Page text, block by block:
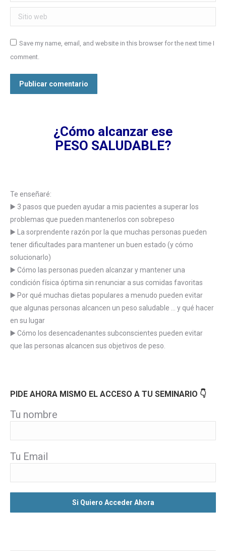
Sitio web
Save my name, email, and website in this browser for the next time I
comment.
Publicar comentario
¿Cómo alcanzar ese
PESO SALUDABLE?
Te enseñaré:
▶️ 3 pasos que pueden ayudar a mis pacientes a superar los
problemas que pueden mantenerlos con sobrepeso
▶️ La sorprendente razón por la que muchas personas pueden
tener dificultades para mantener un buen estado (y cómo
solucionarlo)
▶️ Cómo las personas pueden alcanzar y mantener una
condición física óptima sin renunciar a sus comidas favoritas
▶️ Por qué muchas dietas populares a menudo pueden evitar
que algunas personas alcancen un peso saludable … y qué hacer
en su lugar
▶️ Cómo los desencadenantes subconscientes pueden evitar
que las personas alcancen sus objetivos de peso.
PIDE AHORA MISMO EL ACCESO A TU SEMINARIO 👇
Tu nombre
Tu Email